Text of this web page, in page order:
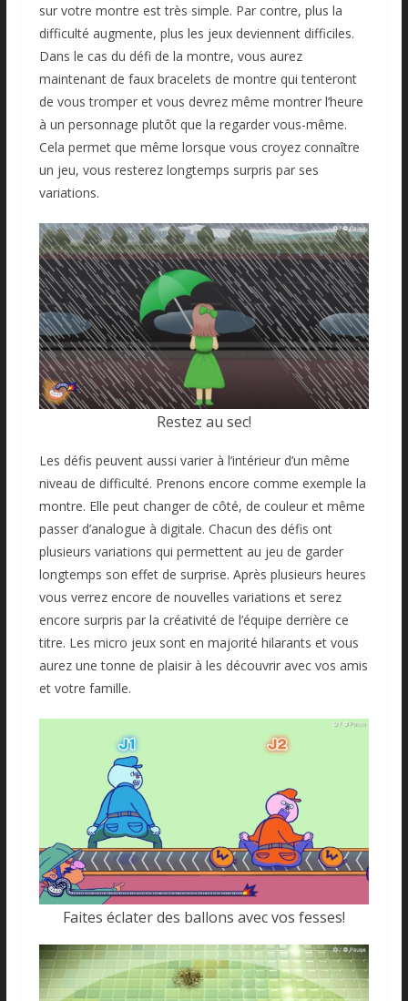
sur votre montre est très simple. Par contre, plus la
difficulté augmente, plus les jeux deviennent difficiles.
Dans le cas du défi de la montre, vous aurez
maintenant de faux bracelets de montre qui tenteront
de vous tromper et vous devrez même montrer l’heure
à un personnage plutôt que la regarder vous-même.
Cela permet que même lorsque vous croyez connaître
un jeu, vous resterez longtemps surpris par ses
variations.
Restez au sec!
Les défis peuvent aussi varier à l’intérieur d’un même
niveau de difficulté. Prenons encore comme exemple la
montre. Elle peut changer de côté, de couleur et même
passer d’analogue à digitale. Chacun des défis ont
plusieurs variations qui permettent au jeu de garder
longtemps son effet de surprise. Après plusieurs heures
vous verrez encore de nouvelles variations et serez
encore surpris par la créativité de l’équipe derrière ce
titre. Les micro jeux sont en majorité hilarants et vous
aurez une tonne de plaisir à les découvrir avec vos amis
et votre famille.
Faites éclater des ballons avec vos fesses!